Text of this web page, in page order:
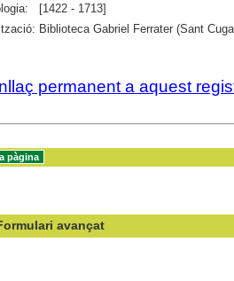
[1422 - 1713]
Biblioteca Gabriel Ferrater (Sant
permanent a aquest
avançat